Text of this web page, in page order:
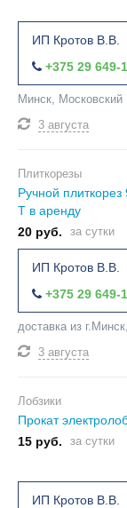
ИП Кротов В.В.
+375 29 649-
Минск, Московский
3 августа
Плиткорезы
Ручной
T в аренду
20 руб.
за сутки
ИП Кротов В.В.
+375 29 649-
доставка из
3 августа
Лобзики
Прокат
15 руб.
за сутки
ИП Кротов В.В.